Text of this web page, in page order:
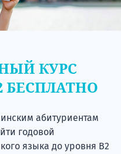
КУРС
БЕСПЛАТНО
абитуриентам
годовой
языка до уровня В2